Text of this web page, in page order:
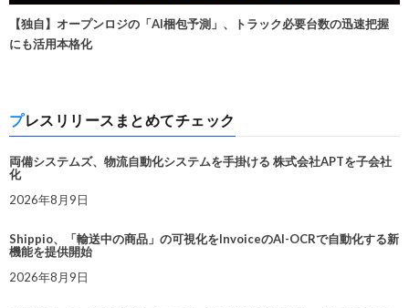
【独自】オープンロジの「AI梱包予測」、トラック必要台数の迅速把握
にも活用本格化
プレスリリースまとめてチェック
両備システムズ、物流自動化システムを手掛ける 株式会社APTを子会社
化
2026年8月9日
Shippio、「輸送中の商品」の可視化をInvoiceのAI-OCRで自動化する新
機能を提供開始
2026年8月9日